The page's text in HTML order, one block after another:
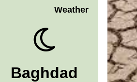
Weather
Baghdad